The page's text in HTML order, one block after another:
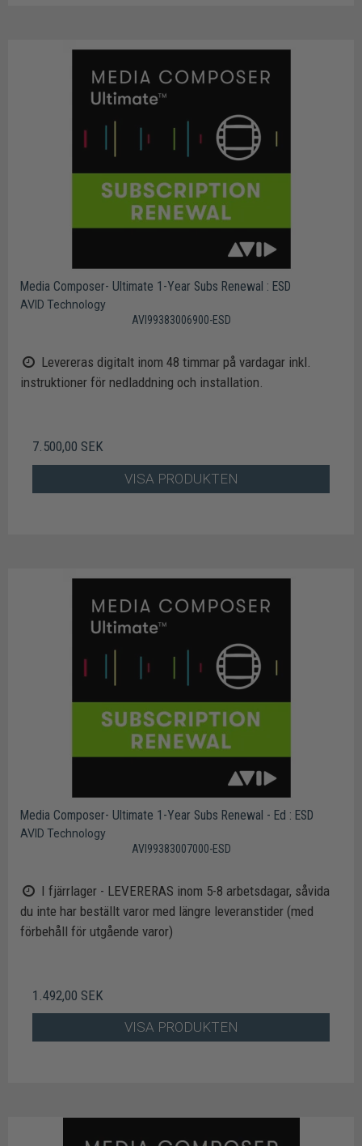
Media Composer- Ultimate 1-Year Subs Renewal : ESD
AVID Technology
AVI99383006900-ESD
Levereras digitalt inom 48 timmar på vardagar inkl.
instruktioner för nedladdning och installation.
7.500,00 SEK
VISA PRODUKTEN
Media Composer- Ultimate 1-Year Subs Renewal - Ed : ESD
AVID Technology
AVI99383007000-ESD
I fjärrlager - LEVERERAS inom 5-8 arbetsdagar, såvida
du inte har beställt varor med längre leveranstider (med
förbehåll för utgående varor)
1.492,00 SEK
VISA PRODUKTEN